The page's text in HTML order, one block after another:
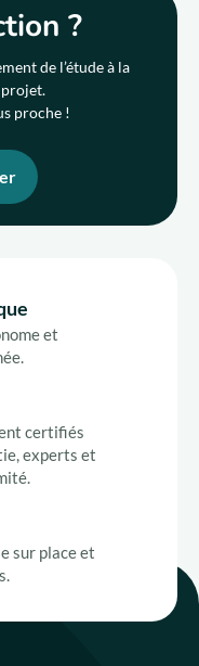
?
de l’étude à la
proche !
et
certifiés
experts et
sur place et